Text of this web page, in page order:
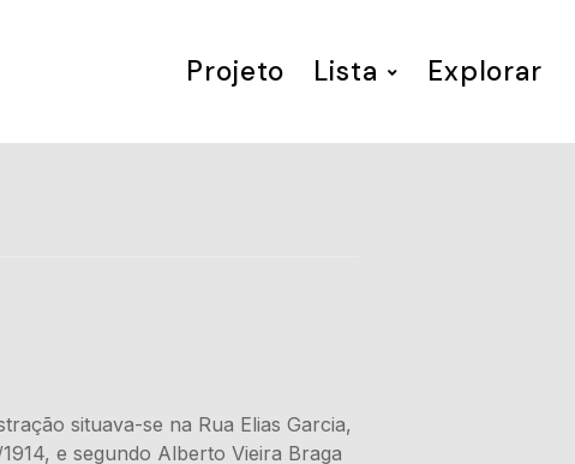
Projeto Lista Explorar
situava-se na Rua Elias Garcia,
e segundo Alberto Vieira Braga